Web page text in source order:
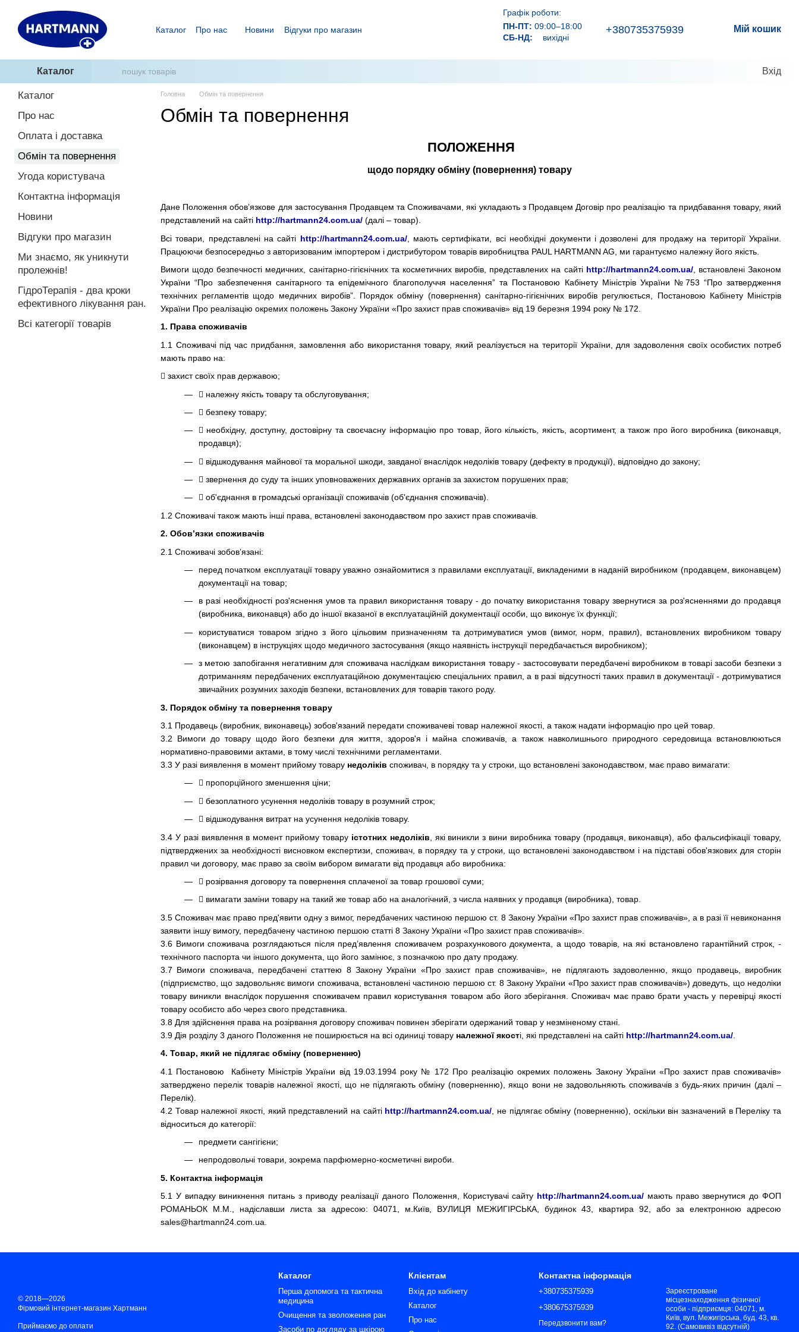
Перейти до основного контенту
Каталог Про нас Новини
Відгуки про магазин
Графік роботи:
ПН-ПТ: 09:00–18:00
СБ-НД:
вихідні
+380735375939 Мій кошик
Каталог Вхід
Головна Обмін та повернення
Обмін та повернення
ПОЛОЖЕННЯ
щодо порядку обміну (повернення) товару
Дане Положення обов’язкове для застосування Продавцем та Споживачами, які укладають з Продавцем Договір про реалізацію та придбавання товару, який
представлений на сайті http://hartmann24.com.ua/ (далі – товар).
Всі товари, представлені на сайті http://hartmann24.com.ua/, мають сертифікати, всі необхідні документи і дозволені для продажу на території України.
Працюючи безпосередньо з авторизованим імпортером і дистрибутором товарів виробництва PAUL HARTMANN AG, ми гарантуємо належну його якість.
Вимоги щодо безпечності медичних, санітарно-гігієнічних та косметичних виробів, представлених на сайті http://hartmann24.com.ua/, встановлені Законом
України “Про забезпечення санітарного та епідемічного благополуччя населення” та Постановою Кабінету Міністрів України №753 “Про затвердження
технічних регламентів щодо медичних виробів”. Порядок обміну (повернення) санітарно-гігієнічних виробів регулюється, Постановою Кабінету Міністрів
України Про реалізацію окремих положень Закону України «Про захист прав споживачів» від 19 березня 1994 року № 172.
1. Права споживачів
1.1 Споживачі під час придбання, замовлення або використання товару, який реалізується на території України, для задоволення своїх особистих потреб
мають право на:
 захист своїх прав державою;
 належну якість товару та обслуговування;
 безпеку товару;
 необхідну, доступну, достовірну та своєчасну інформацію про товар, його кількість, якість, асортимент, а також про його виробника (виконавця,
продавця);
 відшкодування майнової та моральної шкоди, завданої внаслідок недоліків товару (дефекту в продукції), відповідно до закону;
 звернення до суду та інших уповноважених державних органів за захистом порушених прав;
 об'єднання в громадські організації споживачів (об'єднання споживачів).
1.2 Споживачі також мають інші права, встановлені законодавством про захист прав споживачів.
2. Обов’язки споживачів
2.1 Споживачі зобов’язані:
перед початком експлуатації товару уважно ознайомитися з правилами експлуатації, викладеними в наданій виробником (продавцем, виконавцем)
документації на товар;
в разі необхідності роз'яснення умов та правил використання товару - до початку використання товару звернутися за роз'ясненнями до продавця
(виробника, виконавця) або до іншої вказаної в експлуатаційній документації особи, що виконує їх функції;
користуватися товаром згідно з його цільовим призначенням та дотримуватися умов (вимог, норм, правил), встановлених виробником товару
(виконавцем) в інструкціях щодо медичного застосування (якщо наявність інструкції передбачається виробником);
з метою запобігання негативним для споживача наслідкам використання товару - застосовувати передбачені виробником в товарі засоби безпеки з
дотриманням передбачених експлуатаційною документацією спеціальних правил, а в разі відсутності таких правил в документації - дотримуватися
звичайних розумних заходів безпеки, встановлених для товарів такого роду.
3. Порядок обміну та повернення товару
3.1 Продавець (виробник, виконавець) зобов'язаний передати споживачеві товар належної якості, а також надати інформацію про цей товар.
3.2 Вимоги до товару щодо його безпеки для життя, здоров'я і майна споживачів, а також навколишнього природного середовища встановлюються
нормативно-правовими актами, в тому числі технічними регламентами.
3.3 У разі виявлення в момент прийому товару недоліків споживач, в порядку та у строки, що встановлені законодавством, має право вимагати:
 пропорційного зменшення ціни;
 безоплатного усунення недоліків товару в розумний строк;
 відшкодування витрат на усунення недоліків товару.
3.4 У разі виявлення в момент прийому товару істотних недоліків , які виникли з вини виробника товару (продавця, виконавця), або фальсифікації товару,
підтверджених за необхідності висновком експертизи, споживач, в порядку та у строки, що встановлені законодавством і на підставі обов'язкових для сторін
правил чи договору, має право за своїм вибором вимагати від продавця або виробника:
 розірвання договору та повернення сплаченої за товар грошової суми;
 вимагати заміни товару на такий же товар або на аналогічний, з числа наявних у продавця (виробника), товар.
3.5 Споживач має право пред'явити одну з вимог, передбачених частиною першою ст. 8 Закону України «Про захист прав споживачів», а в разі її невиконання
заявити іншу вимогу, передбачену частиною першою статті 8 Закону України «Про захист прав споживачів».
3.6 Вимоги споживача розглядаються після пред’явлення споживачем розрахункового документа, а щодо товарів, на які встановлено гарантійний строк, -
технічного паспорта чи іншого документа, що його замінює, з позначкою про дату продажу.
3.7 Вимоги споживача, передбачені статтею 8 Закону України «Про захист прав споживачів», не підлягають задоволенню, якщо продавець, виробник
(підприємство, що задовольняє вимоги споживача, встановлені частиною першою ст. 8 Закону України «Про захист прав споживачів») доведуть, що недоліки
товару виникли внаслідок порушення споживачем правил користування товаром або його зберігання. Споживач має право брати участь у перевірці якості
товару особисто або через свого представника.
3.8 Для здійснення права на розірвання договору споживач повинен зберігати одержаний товар у незміненому стані.
3.9 Дія розділу 3 даного Положення не поширюється на всі одиниці товару належної якості, які представлені на сайті http://hartmann24.com.ua/
4. Товар, який не підлягає обміну (поверненню)
4.1 Постановою Кабінету Міністрів України від 19.03.1994 року № 172 Про реалізацію окремих положень Закону України «Про захист прав споживачів»
затверджено перелік товарів належної якості, що не підлягають обміну (поверненню), якщо вони не задовольняють споживачів з будь-яких причин (далі –
Перелік).
4.2 Товар належної якості, який представлений на сайті http://hartmann24.com.ua/ , не підлягає обміну (поверненню), оскільки він зазначений в Переліку та
відноситься до категорії:
предмети сангігієни;
непродовольчі товари, зокрема парфюмерно-косметичні вироби.
5. Контактна інформація
5.1 У випадку виникнення питань з приводу реалізації даного Положення, Користувачі сайту http://hartmann24.com.ua/ мають право звернутися до ФОП
РОМАНЬОК М.М., надіславши листа за адресою: 04071, м.Київ, ВУЛИЦЯ МЕЖИГІРСЬКА, будинок 43, квартира 92, або за електронною адресою
sales@hartmann24.com.ua.
Каталог
Про нас
Оплата і доставка
Обмін та повернення
Угода користувача
Контактна інформація
Новини
Відгуки про магазин
Ми знаємо, як уникнути
пролежнів!
ГідроТерапія - два кроки
ефективного лікування ран.
Всі категорії товарів
© 2018—2026
Фірмовий інтернет-магазин Хартманн
Приймаємо до оплати
Каталог
Перша допомога та тактична
медицина
Очищення та зволоження ран
Засоби по догляду за шкірою
Клієнтам
Вхід до кабінету
Каталог
Про нас
Контактна інформація
+380735375939
+380675375939
Передзвонити вам?
Зареєстроване
місцезнаходження фізичної
особи - підприємця: 04071, м.
Київ, вул. Межигірська, буд. 43, кв.
92. (Самовивіз відсутній)